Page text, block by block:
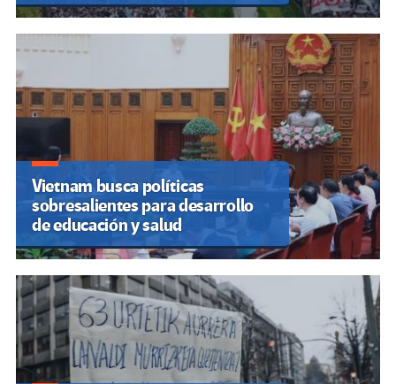
Vietnam busca políticas
sobresalientes para desarrollo
de educación y salud